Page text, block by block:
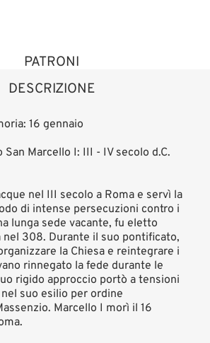
DESCRIZIONE
PATRONI
16 gennaio
San Marcello I: III - IV secolo d.C.
nel III secolo a Roma e servì la
di intense persecuzioni contro i
lunga sede vacante, fu eletto
nel 308. Durante il suo pontificato,
la Chiesa e reintegrare i
rinnegato la fede durante le
rigido approccio portò a tensioni
suo esilio per ordine
Marcello I morì il 16